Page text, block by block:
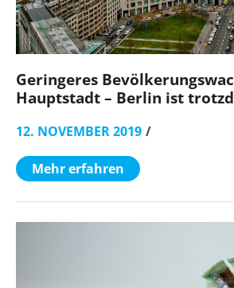
Geringeres
Hauptstadt – Berlin ist
12. NOVEMBER 2019
Mehr erfahren